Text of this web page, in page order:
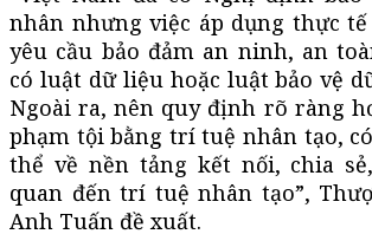
nhân nhưng việc áp dụng thực
yêu cầu bảo đảm an ninh, an
có luật dữ liệu hoặc luật bảo vệ
Ngoài ra, nên quy định rõ ràng
phạm tội bằng trí tuệ nhân tạo,
thể về nền tảng kết nối, chia
quan đến trí tuệ nhân tạo”,
Anh Tuấn đề xuất.